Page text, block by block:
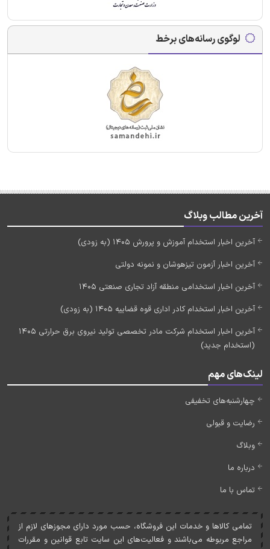
لوگوی رسانه‌های برخط
آخرین مطالب وبلاگ
آخرین اخبار استخدام آموزش و پرورش 1405 (به زودی)
آخرین اخبار آزمون تیزهوشان و نمونه دولتی
آخرین اخبار استخدامی منطقه آزاد تجاری صنعتی 1405
آخرین اخبار استخدام کادر اداری قوه قضاییه 1405 (به زودی)
آخرین اخبار استخدام شرکت مادر تخصصی تولید نیروی برق حرارتی 1405
(استخدام جدید)
لینک‌های مهم
چهارشنبه‌های تخفیفی
رضایت و قبولی
وبلاگ
درباره ما
تماس با ما
تمامی کالاها و خدمات اين فروشگاه، حسب مورد دارای مجوزهای لازم از
مراجع مربوطه می‌باشند و فعاليت‌های اين سايت تابع قوانين و مقررات